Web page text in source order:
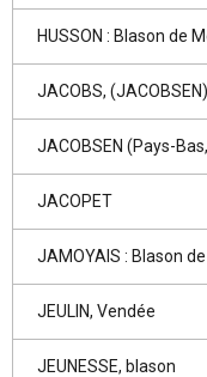
HUSSON : Blason de
JACOBS,
JACOBSEN (Pays-
JACOPET
JAMOYAIS : Blason
JEULIN, Vendée
JEUNESSE, blason